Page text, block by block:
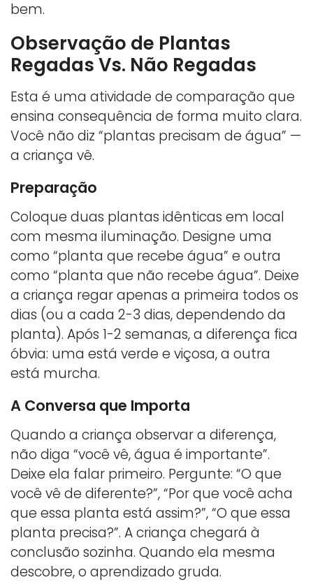
bem.
Observação de Plantas
Regadas Vs. Não Regadas
Esta é uma atividade de comparação que
ensina consequência de forma muito clara.
Você não diz “plantas precisam de água” —
a criança vê.
Preparação
Coloque duas plantas idênticas em local
com mesma iluminação. Designe uma
como “planta que recebe água” e outra
como “planta que não recebe água”. Deixe
a criança regar apenas a primeira todos os
dias (ou a cada 2-3 dias, dependendo da
planta). Após 1-2 semanas, a diferença fica
óbvia: uma está verde e viçosa, a outra
está murcha.
A Conversa que Importa
Quando a criança observar a diferença,
não diga “você vê, água é importante”.
Deixe ela falar primeiro. Pergunte: “O que
você vê de diferente?”, “Por que você acha
que essa planta está assim?”, “O que essa
planta precisa?”. A criança chegará à
conclusão sozinha. Quando ela mesma
descobre, o aprendizado gruda.